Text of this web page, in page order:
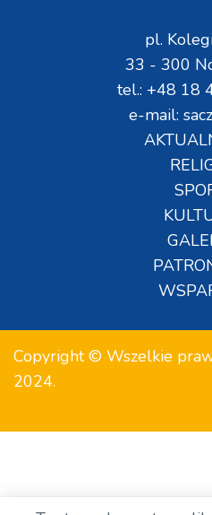
pl.
33 - 300
tel.: +48 18
e-mail:
Copyright © Wszelkie
2024.